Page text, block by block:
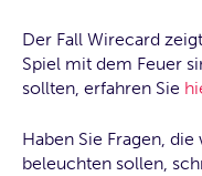
Der Fall Wirecard
Spiel mit dem Feuer
sollten, erfahren Sie
Haben Sie Fragen,
beleuchten sollen,